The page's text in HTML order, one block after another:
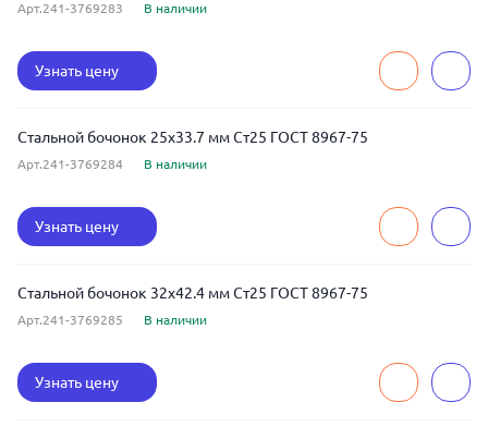
Арт.241-3769283 В наличии
Узнать цену
Стальной бочонок 25x33.7 мм Ст25 ГОСТ 8967-75
Арт.241-3769284 В наличии
Узнать цену
Стальной бочонок 32x42.4 мм Ст25 ГОСТ 8967-75
Арт.241-3769285 В наличии
Узнать цену